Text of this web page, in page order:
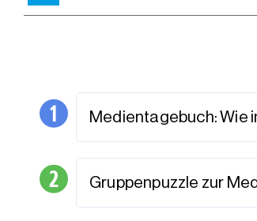
Medientagebuch: Wie
Gruppenpuzzle zur